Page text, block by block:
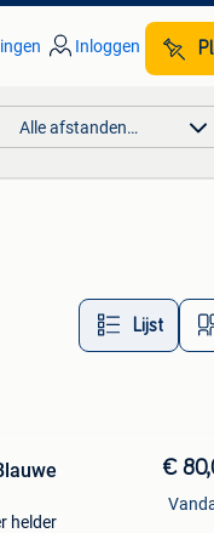
Inloggen
Alle afstanden…
Lijst
helder
€